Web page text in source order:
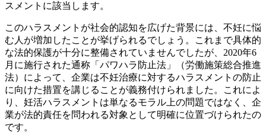
スメントに該当します。
このハラスメントが社会的認知を広げた背景には、不妊に悩
む人が増加したことが挙げられるでしょう。これまで具体的
な法的保護が十分に整備されていませんでしたが、2020年6
月に施行された通称「パワハラ防止法」（労働施策総合推進
法）によって、企業は不妊治療に対するハラスメントの防止
に向けた措置を講じることが義務付けられました。これによ
り、妊活ハラスメントは単なるモラル上の問題ではなく、企
業が法的責任を問われる対象として明確に位置づけられたの
です。